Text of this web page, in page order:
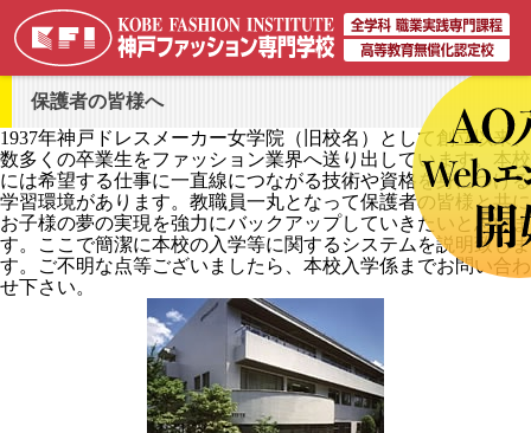
保護者の皆様へ
1937年神戸ドレスメーカー女学院（旧校名）として創立以来、
数多くの卒業生をファッション業界へ送り出しています。本校
には希望する仕事に一直線につながる技術や資格を身につける
学習環境があります。教職員一丸となって保護者の皆様と共に
お子様の夢の実現を強力にバックアップしていきたいと思いま
す。ここで簡潔に本校の入学等に関するシステムを説明致しま
す。ご不明な点等ございましたら、本校入学係までお問い合わ
せ下さい。